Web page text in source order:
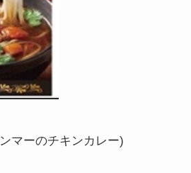
マーのチキンカレー)